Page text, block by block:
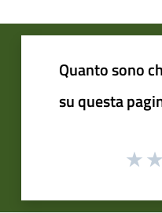
Quanto sono
su questa